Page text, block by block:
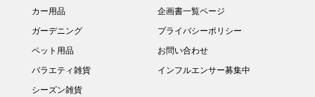
カー用品
ガーデニング
ペット用品
バラエティ雑貨
シーズン雑貨
企画書一覧ページ
プライバシーポリシー
お問い合わせ
インフルエンサー募集中